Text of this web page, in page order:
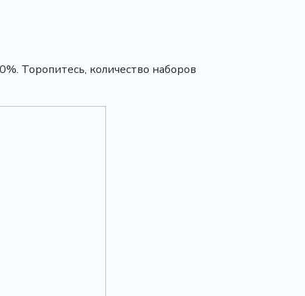
Торопитесь, количество наборов